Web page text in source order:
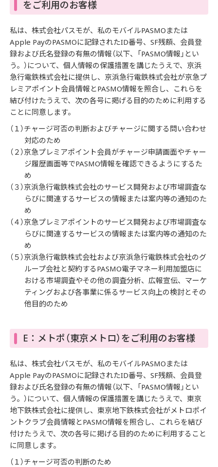
をご利用のお客様
私は、株式会社パスモが、私のモバイルPASMOまたは
Apple PayのPASMOに記録されたID番号、SF残額、会員登
録および氏名登録の有無の情報（以下、「PASMO情報」とい
う。）について、個人情報の保護措置を講じたうえで、京浜
急行電鉄株式会社に提供し、京浜急行電鉄株式会社が京急プ
レミアポイント会員情報とPASMO情報を照合し、これらを
結び付けたうえで、次の各号に掲げる目的のために利用する
ことに同意します。
（１）チャージ可否の判断およびチャージに関する問い合わせ
対応のため
（２）京急プレミアポイント会員がチャージ申請画面やチャー
ジ履歴画面等でPASMO情報を確認できるようにするた
め
（３）京浜急行電鉄株式会社のサービス開発および市場調査な
らびに関連するサービスの情報または案内等の通知のた
め
（４）京急プレミアポイントのサービス開発および市場調査な
らびに関連するサービスの情報または案内等の通知のた
め
（５）京浜急行電鉄株式会社および京浜急行電鉄株式会社のグ
ループ会社と契約するPASMO電子マネー利用加盟店に
おける市場調査やその他の調査分析、広報宣伝、マーケ
ティングおよび各事業に係るサービス向上の検討とその
他目的のため
E：メトポ（東京メトロ）をご利用のお客様
私は、株式会社パスモが、私のモバイルPASMOまたは
Apple PayのPASMOに記録されたID番号、SF残額、会員登
録および氏名登録の有無の情報（以下、「PASMO情報」とい
う。）について、個人情報の保護措置を講じたうえで、東京
地下鉄株式会社に提供し、東京地下鉄株式会社がメトロポイ
ントクラブ会員情報とPASMO情報を照合し、これらを結び
付けたうえで、次の各号に掲げる目的のために利用すること
に同意します。
（１）チャージ可否の判断のため